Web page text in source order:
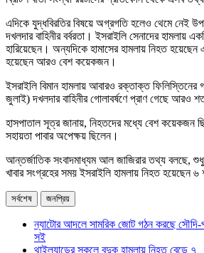
এদিকে যুদ্ধবিরতির বিষয়ে অগ্রগতি হলেও থেমে নেই
দখলদার বাহিনীর বর্বরতা। ইসরাইলি সেনাদের হামলায়
হারিয়েছেন। অন্যদিকে হামাসের হামলায় নিহত
হয়েছেন আরও বেশ কয়েকজন।
ইসরাইলি বিমান হামলায় আবারও রক্তাক্ত
জুলাই) দখলদার বাহিনীর গোলাবর্ষণে প্রাণ গেছে আরও
হাসপাতাল সূত্র জানায়, নিহতদের মধ্যে বেশ কয়েকজন
সহায়তা পাবার অপেক্ষয় ছিলেন।
আন্তর্জাতিক সংবাদমাধ্যম আল জাজিরার তথ্য বলছে,
খাবার সংগ্রহের সময় ইসরাইলি হামলায় নিহত হয়েছেন ৬
সর্বশেষ জনপ্রিয়
ন্যাটোর আদলে সামরিক জোট গঠন করছে
সই
থাইল্যান্ডের স্কুলে বন্দুক হামলায় নিহত বেড়ে ৭